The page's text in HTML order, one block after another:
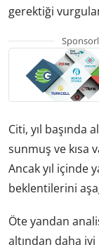
gerektiği
Citi, yıl başında
sunmuş ve kısa
Ancak yıl içinde
beklentilerini
Öte yandan
altından daha